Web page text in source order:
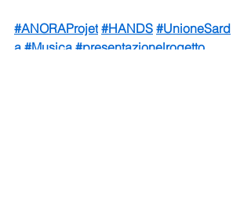
#ANORAProjet #HANDS #UnioneSard
a #Musica #presentazionelrogetto